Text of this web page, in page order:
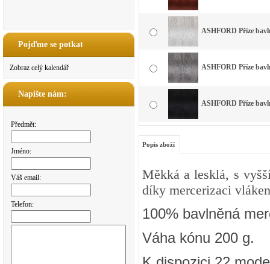
Pojďme se potkat
Zobraz celý kalendář
Napište nám:
Předmět:
Jméno:
Váš email:
Telefon:
ASHFORD Příze
ASHFORD Příze
ASHFORD Příze
Popis zboží
Měkká a lesklá, s
díky mercerizaci
100% bavlněná
Váha kónu 200 g.